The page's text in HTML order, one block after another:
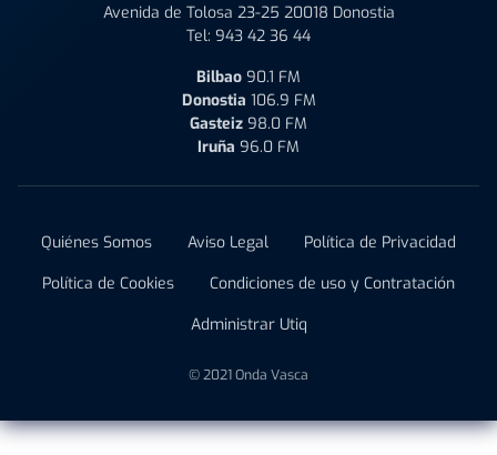
Avenida de Tolosa 23-25 20018 Donostia
Tel: 943 42 36 44
Bilbao 90.1 FM
Donostia 106.9 FM
Gasteiz 98.0 FM
Iruña 96.0 FM
Quiénes Somos Aviso Legal
Política de Privacidad
Política de Cookies
Condiciones de uso y Contratación
Administrar Utiq
© 2021 Onda Vasca